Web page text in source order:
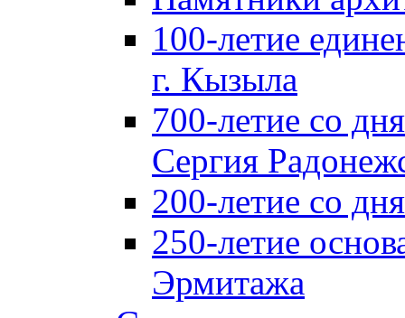
100-летие
г. Кызыла
700-летие со
Сергия
200-летие со
250-летие
Эрмитажа